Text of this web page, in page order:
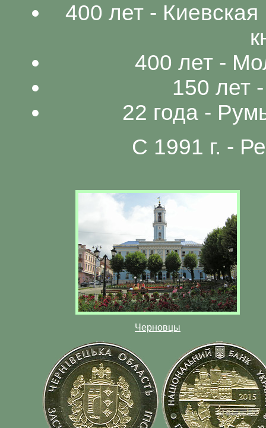
400 лет -
400 лет -
150 лет
22 года -
С 1991 г. -
Черновцы